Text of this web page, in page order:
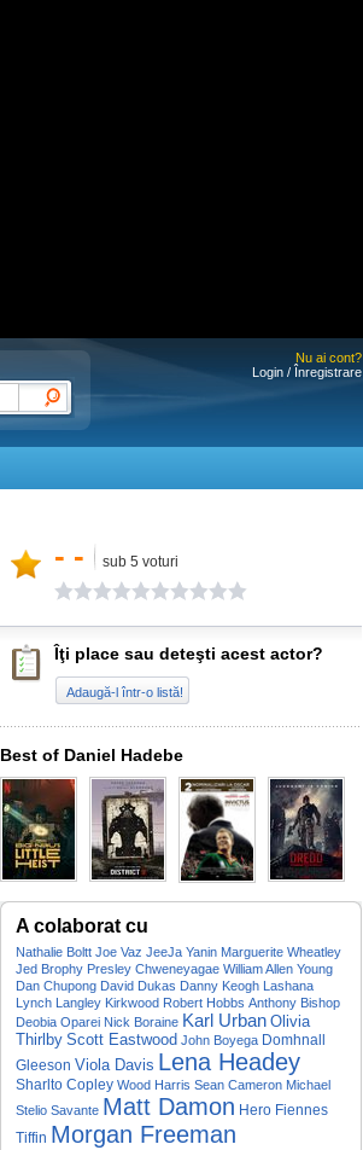
Nu ai cont?
Login / Înregistrare
- - sub 5 voturi
Îţi place sau deteşti acest actor?
Adaugă-l într-o listă!
Best of Daniel Hadebe
A colaborat cu
Nathalie Boltt Joe Vaz JeeJa Yanin Marguerite Wheatley
Jed Brophy Presley Chweneyagae William Allen Young
Dan Chupong David Dukas Danny Keogh Lashana
Lynch Langley Kirkwood Robert Hobbs Anthony Bishop
Deobia Oparei Nick Boraine Karl Urban Olivia
Thirlby Scott Eastwood John Boyega Domhnall
Gleeson Viola Davis Lena Headey
Sharlto Copley Wood Harris Sean Cameron Michael
Stelio Savante Matt Damon Hero Fiennes
Tiffin Morgan Freeman